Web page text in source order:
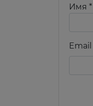
Имя *
Email